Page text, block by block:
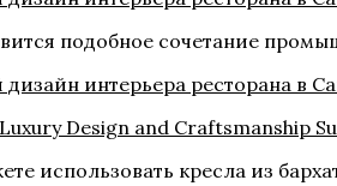
подобное сочетание
Luxury Design and Craftsmanship
использовать кресла из